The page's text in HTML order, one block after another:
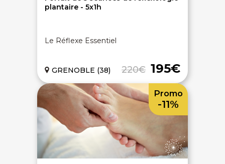
plantaire - 5x1h
Le Réflexe Essentiel
220€ 195€
GRENOBLE (38)
Promo
-11%